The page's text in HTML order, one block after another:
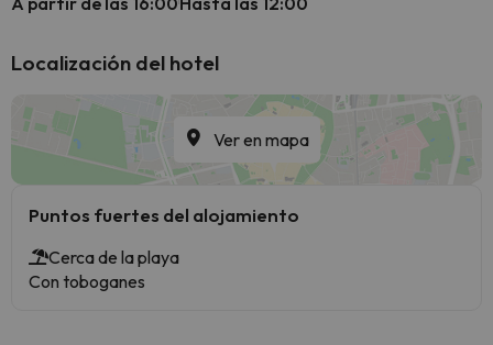
Localización del hotel
Ver en mapa
Puntos fuertes del alojamiento
Cerca de la playa
Con toboganes